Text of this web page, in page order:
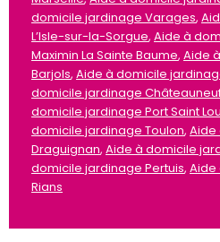
domicile jardinage Varages,
L’Isle-sur-la-Sorgue, Aide à
Maximin La Sainte Baume, Aide
Barjols, Aide à domicile
domicile jardinage
domicile jardinage Port Saint
domicile jardinage Toulon, Aide
Draguignan, Aide à domicile
domicile jardinage Pertuis, Aide
Rians